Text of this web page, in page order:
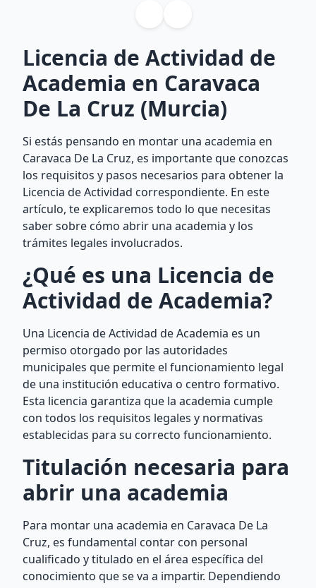
Licencia de Actividad de
Academia en Caravaca
De La Cruz (Murcia)
Si estás pensando en montar una academia en
Caravaca De La Cruz, es importante que conozcas
los requisitos y pasos necesarios para obtener la
Licencia de Actividad correspondiente. En este
artículo, te explicaremos todo lo que necesitas
saber sobre cómo abrir una academia y los
trámites legales involucrados.
¿Qué es una Licencia de
Actividad de Academia?
Una Licencia de Actividad de Academia es un
permiso otorgado por las autoridades
municipales que permite el funcionamiento legal
de una institución educativa o centro formativo.
Esta licencia garantiza que la academia cumple
con todos los requisitos legales y normativas
establecidas para su correcto funcionamiento.
Titulación necesaria para
abrir una academia
Para montar una academia en Caravaca De La
Cruz, es fundamental contar con personal
cualificado y titulado en el área específica del
conocimiento que se va a impartir. Dependiendo